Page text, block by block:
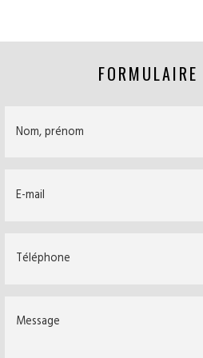
FORMULAIRE
Nom, prénom
E-mail
Téléphone
Message